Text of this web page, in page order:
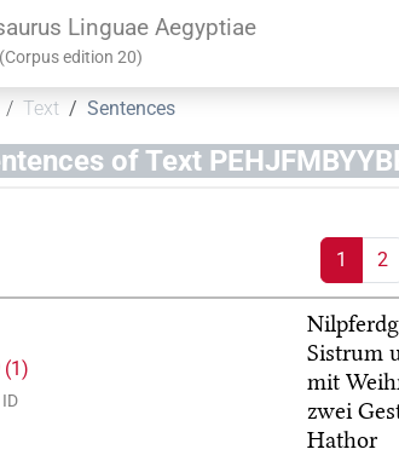
Linguae Aegyptiae
(Corpus edition20)
Text Sentences
of Text
1 2
(1)
ID
Sistrum
mit
zwei
Hathor